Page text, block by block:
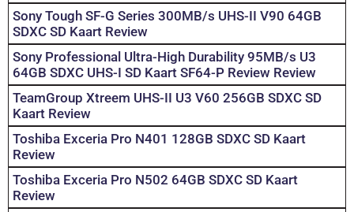
Sony Tough SF-G Series 300MB/s UHS-II V90 64GB
SDXC SD Kaart Review
Sony Professional Ultra-High Durability 95MB/s U3
64GB SDXC UHS-I SD Kaart SF64-P Review Review
TeamGroup Xtreem UHS-II U3 V60 256GB SDXC SD
Kaart Review
Toshiba Exceria Pro N401 128GB SDXC SD Kaart
Review
Toshiba Exceria Pro N502 64GB SDXC SD Kaart
Review